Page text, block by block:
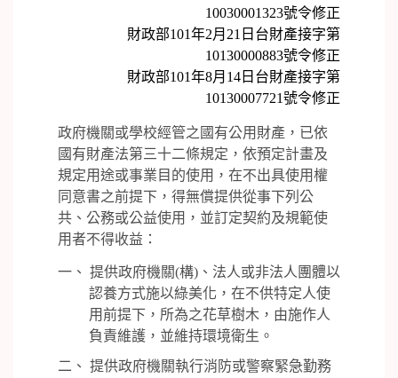
10030001323號令修正
財政部101年2月21日台財產接字第
10130000883號令修正
財政部101年8月14日台財產接字第
10130007721號令修正
政府機關或學校經管之國有公用財產，已依
國有財產法第三十二條規定，依預定計畫及
規定用途或事業目的使用，在不出具使用權
同意書之前提下，得無償提供從事下列公
共、公務或公益使用，並訂定契約及規範使
用者不得收益：
一、 提供政府機關(構)、法人或非法人團體以
認養方式施以綠美化，在不供特定人使
用前提下，所為之花草樹木，由施作人
負責維護，並維持環境衛生。
二、 提供政府機關執行消防或警察緊急勤務